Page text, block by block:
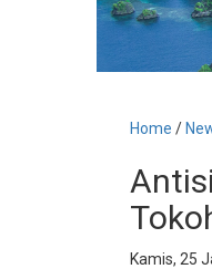
Home /
Kamis, 25